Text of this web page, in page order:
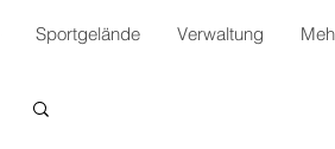
Sportgelände Verwaltung